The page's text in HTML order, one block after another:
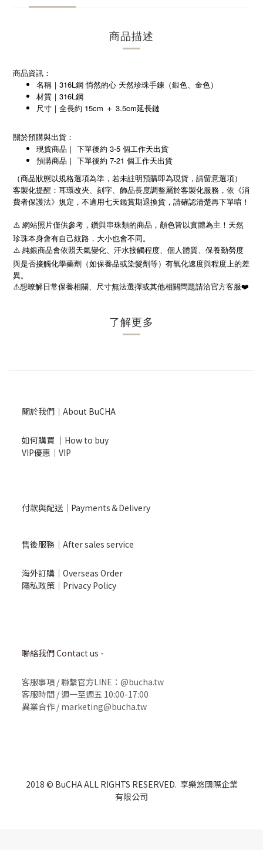
商品描述
商品資訊：
名稱｜316L鋼 悄然的心 天然珍珠手鍊（銀色、金色）
材質｜316L鋼
尺寸｜全長約 15cm ＋ 3.5cm延長鏈
關於預購與出貨：
現貨商品｜ 下單後約 3-5 個工作天出貨
預購商品｜ 下單後約 7-21 個工作天出貨
（商品狀態以規格選項為準，若未註明預購即為現貨，請留意選項）
客製化提醒：耳環改夾、刻字、飾品長度調整屬於客製化服務，依《消
費者保護法》規定，不適用七天鑑賞期退換貨，請確認清楚再下單唷！
⚠️ 網站照片僅供參考，鑽與串珠類的商品，顏色皆以實體為主！天然
珍珠本身會有自己紋路，大小也會不同。
⚠️ 純銀商品會依照天氣變化、汗水接觸程度、個人體質、保養勤勞度
與是否接觸化學藥劑（如保養品或染髮劑等）有氧化速度與程度上的差
異。
⚠️想暸解日常保養相關、尺寸無法選擇或其他相關問題請洽官方客服❤️
了解更多
關於我們｜About BuCHA
如何購買 ｜How to buy
VIP優惠｜VIP
付款與配送｜Payments＆Delivery
售後服務｜After sales service
海外訂購｜Overseas Order
隱私政策｜Privacy Policy
聯絡我們 Contact us -
客服事項 /聯繫官方LINE：@bucha.tw
客服時間 / 週一至週五 10:00-17:00
異業合作 / marketing@bucha.tw
2018 © BuCHA ALL RIGHTS RESERVED. 享樂悠國際企業
有限公司